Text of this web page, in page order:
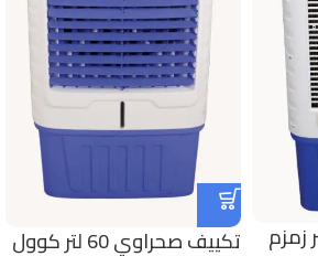
تكييف صحراوي 60 لتر كوول